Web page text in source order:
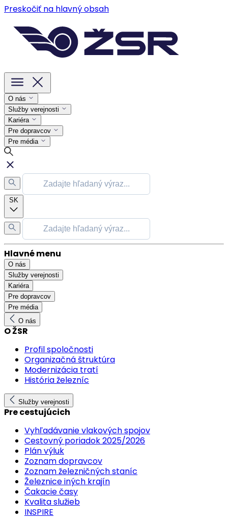
Preskočiť na hlavný obsah
O nás
Služby verejnosti
Kariéra
Pre dopravcov
Pre média
SK
Hlavné menu
O nás
Služby verejnosti
Kariéra
Pre dopravcov
Pre média
O nás
O ŽSR
Profil spoločnosti
Organizačná štruktúra
Modernizácia tratí
História železníc
Služby verejnosti
Pre cestujúcich
Vyhľadávanie vlakových spojov
Cestovný poriadok 2025/2026
Plán výluk
Zoznam dopravcov
Zoznam železničných staníc
Železnice iných krajín
Čakacie časy
Kvalita služieb
INSPIRE